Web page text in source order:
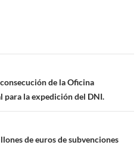
de la Oficina
para la expedición del DNI.
de euros de subvenciones